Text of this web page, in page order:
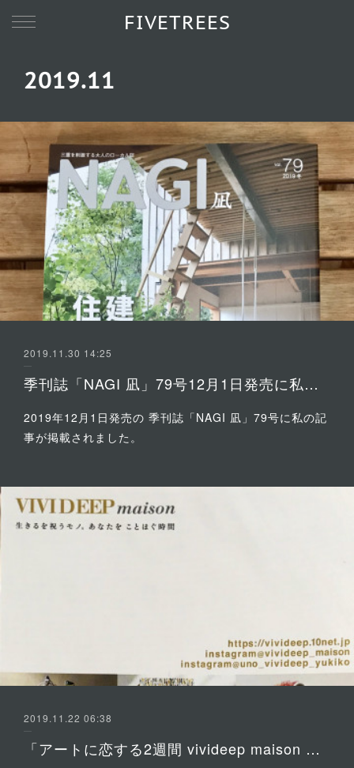
FIVETREES
2019.11
2019.11.30 14:25
季刊誌「NAGI 凪」79号12月1日発売に私の記事が掲載されました。
2019年12月1日発売の 季刊誌「NAGI 凪」79号に私の記
事が掲載されました。
2019.11.22 06:38
「アートに恋する2週間 vivideep maison 出張ミュージアム展」に参加